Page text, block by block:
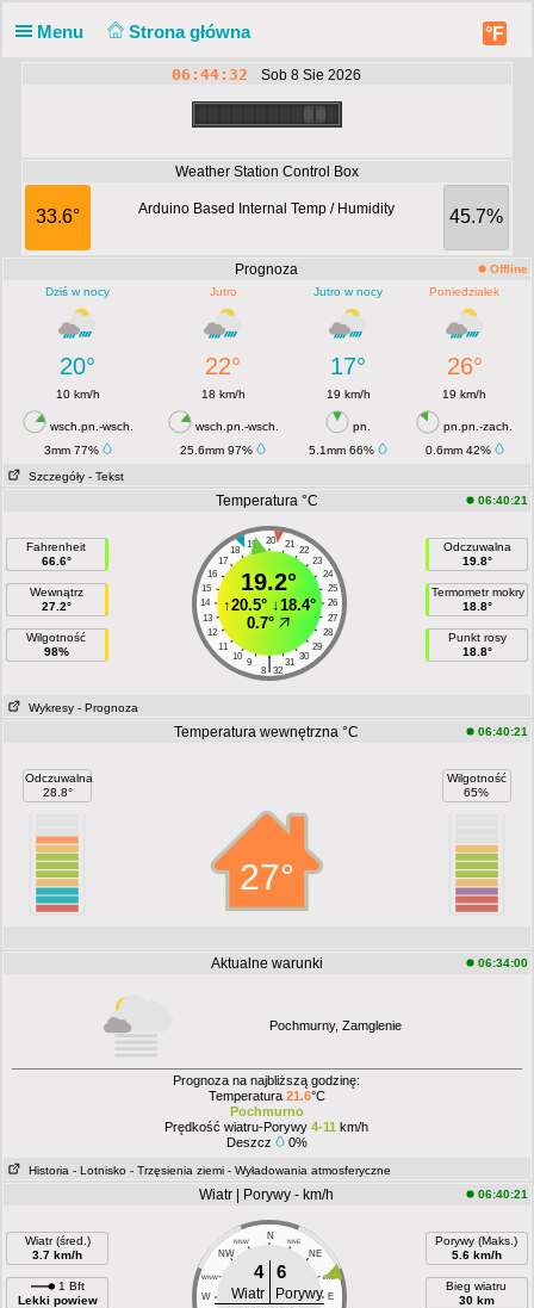
Menu Strona główna °F
06:44:32 Sob 8 Sie 2026
Weather Station Control Box
33.6° 45.7%
Arduino Based Internal Temp / Humidity
Prognoza
Offline
Dziś w nocy
Jutro Jutro w nocy Poniedziałek
20° 22° 17° 26°
10 km/h 18 km/h 19 km/h 19 km/h
wsch.pn.-wsch. wsch.pn.-wsch. pn.
pn.pn.-zach.
3mm 77%
25.6mm 97% 5.1mm 66%
0.6mm 42%
Szczegóły - Tekst
Temperatura °C 06:40:21
Fahrenheit
66.6°
Wewnątrz
27.2°
Wilgotność
98%
20
19 21
18
22
17
23
16
24
15
25
14
26
13
27
12
28
11
29
10
30
9 31
|
8 32
19.2°
↑20.5°↓18.4°
0.7°
Odczuwalna
19.8°
Termometr mokry
18.8°
Punkt rosy
18.8°
Wykresy - Prognoza
Temperatura wewnętrzna °C 06:40:21
Odczuwalna
28.8°
27°
Wilgotność
65%
Aktualne warunki 06:34:00
Pochmurny, Zamglenie
Prognoza na najbliższą godzinę:
Temperatura 21.6°C
Pochmurno
Prędkość wiatru-Porywy 4-11 km/h
Deszcz
0%
Historia - Lotnisko - Trzęsienia ziemi - Wyładowania atmosferyczne
Wiatr | Porywy - km/h 06:40:21
Wiatr (śred.)
3.7 km/h
1 Bft
Lekki powiew
N
NNW NNE
NW NE
WNW ENE
W E
4 6
Wiatr
Porywy
Porywy (Maks.)
5.6 km/h
Bieg wiatru
30 km